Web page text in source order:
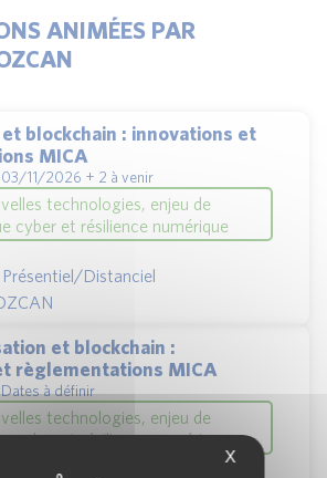
ANIMÉES PAR
blockchain : innovations et
MICA
03/11/2026 + 2 à venir
technologies, enjeu de
cyber et résilience numérique
Distanciel
et blockchain :
règlementations MICA
à définir
technologies, enjeu de
cyber et résilience numérique
X